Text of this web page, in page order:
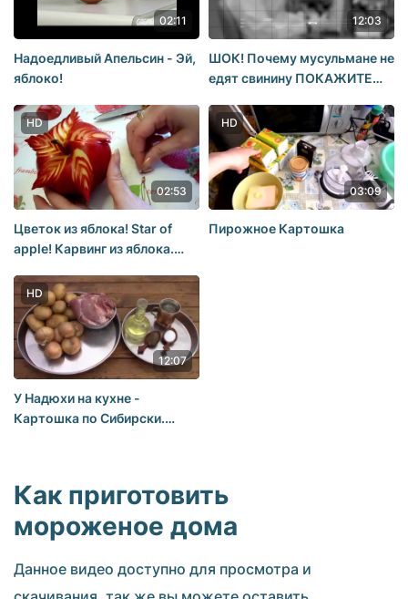
02:11
Надоедливый Апельсин - Эй,
яблоко!
12:03
ШОК! Почему мусульмане не
едят свинину ПОКАЖИТЕ
HD
02:53
Цветок из яблока! Star of
apple! Карвинг из яблока.
HD
03:09
Пирожное Картошка
HD
12:07
У Надюхи на кухне -
Картошка по Сибирски.
Как приготовить
мороженое дома
Данное видео доступно для просмотра и